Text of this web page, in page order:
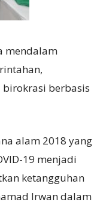
mendalam
birokrasi berbasis
alam 2018 yang
19 menjadi
ketangguhan
Irwan dalam